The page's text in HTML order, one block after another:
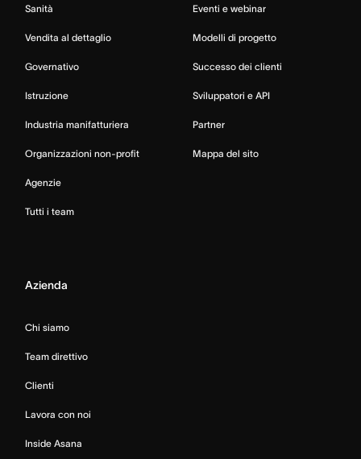
Sanità
Vendita al dettaglio
Governativo
Istruzione
Industria manifatturiera
Organizzazioni non-profit
Agenzie
Tutti i team
Eventi e webinar
Modelli di progetto
Successo dei clienti
Sviluppatori e API
Partner
Mappa del sito
Azienda
Chi siamo
Team direttivo
Clienti
Lavora con noi
Inside Asana